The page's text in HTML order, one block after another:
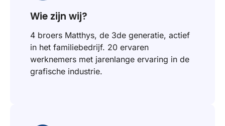
Wie zijn wij?
4 broers Matthys, de 3de generatie, actief
in het familiebedrijf. 20 ervaren
werknemers met jarenlange ervaring in de
grafische industrie.